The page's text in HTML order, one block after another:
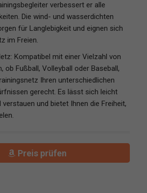
verbessert er alle
Die wind- und wasserdichten
für Langlebigkeit und eignen sich
im Freien.
Kompatibel mit einer Vielzahl von
ob Fußball, Volleyball oder Baseball,
Ihren unterschiedlichen
gerecht. Es lässt sich leicht
verstauen und bietet Ihnen die Freiheit,
Preis prüfen